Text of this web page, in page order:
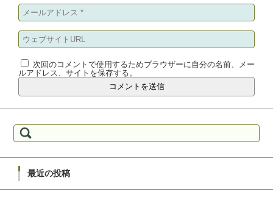
次回のコメントで使用するためブラウザーに自分の名前、メー
ルアドレス、サイトを保存する。
検索:
最近の投稿